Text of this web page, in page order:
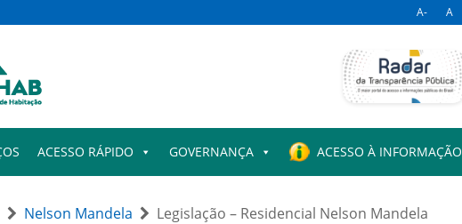
A- A
ACESSO RÁPIDO GOVERNANÇA ACESSO À INFORMAÇÃO
Nelson Mandela Legislação – Residencial Nelson Mandela